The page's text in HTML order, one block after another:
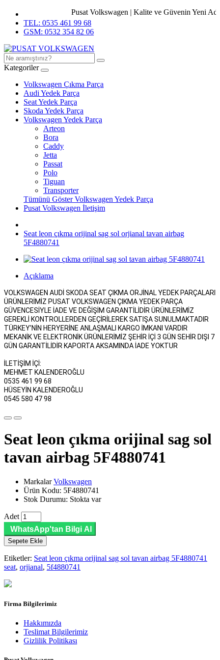
Pusat Volkswagen | Kalite ve Güvenin Yeni
TEL: 0535 461 99 68
GSM: 0532 354 82 06
Kategoriler
Volkswagen Çıkma Parça
Audi Yedek Parça
Seat Yedek Parça
Skoda Yedek Parça
Volkswagen Yedek Parça
Arteon
Bora
Caddy
Jetta
Passat
Polo
Tiguan
Transporter
Tümünü Göster Volkswagen Yedek Parça
Pusat Volkswagen İletişim
Seat leon çıkma orijinal sag sol orjianal tavan airbag
5F4880741
Açıklama
VOLKSWAGEN AUDİ SKODA SEAT ÇIKMA ORJİNAL YEDEK PARÇALARI
ÜRÜNLERİMİZ PUSAT VOLKSWAGEN ÇIKMA YEDEK PARÇA
GÜVENCESİYLE İADE VE DEĞİŞİM GARANTİLİDİR ÜRÜNLERİMİZ
GEREKLİ KONTROLLERDEN GEÇİRİLEREK SATIŞA SUNULMAKTADIR
TÜRKEY’NİN HERYERİNE ANLAŞMALI KARGO İMKANI VARDIR
MEKANİK VE ELEKTRONİK ÜRÜNLERİMİZ ŞEHİR İÇİ 3 GÜN SEHİR DIŞI 7
GÜN GARANTİLİDİR KAPORTA AKSAMINDA İADE YOKTUR
İLETİŞİM İÇİ:
MEHMET KALENDEROĞLU
0535 461 99 68
HÜSEYİN KALENDEROĞLU
0545 580 47 98
Seat leon çıkma orijinal sag sol
tavan airbag 5F4880741
MarkalarVolkswagen
Ürün Kodu: 5F4880741
Stok Durumu: Stokta var
Adet
WhatsApp'tan Bilgi Al
Sepete Ekle
Etiketler: Seat leon çıkma orijinal sag sol tavan airbag 5F4880741
seat, orjianal, 5f4880741
Firma Bilgilerimiz
Hakkımızda
Teslimat Bilgilerimiz
Gizlilik Politikası